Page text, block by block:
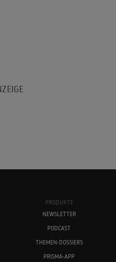
PRODUKTE
NEWSLETTER
PODCAST
THEMEN-DOSSIERS
PRISMA-APP